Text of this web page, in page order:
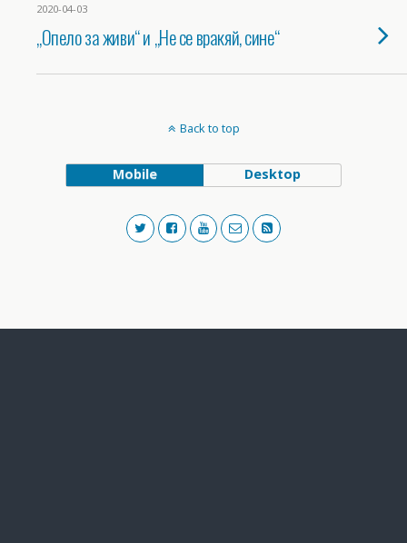
2020-04-03
„Опело за живи“ и „Не се вракяй, сине“
Back to top
Mobile Desktop